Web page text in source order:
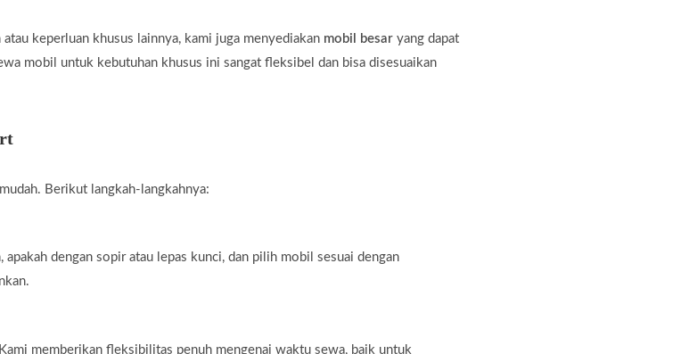
keperluan khusus lainnya, kami juga menyediakan mobil besar yang dapat
mobil untuk kebutuhan khusus ini sangat fleksibel dan bisa disesuaikan
Berikut langkah-langkahnya:
apakah dengan sopir atau lepas kunci, dan pilih mobil sesuai dengan
memberikan fleksibilitas penuh mengenai waktu sewa, baik untuk